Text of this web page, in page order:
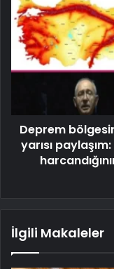
Deprem
yarısı
İlgili Makaleler